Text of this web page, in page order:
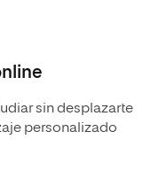
sin desplazarte
personalizado